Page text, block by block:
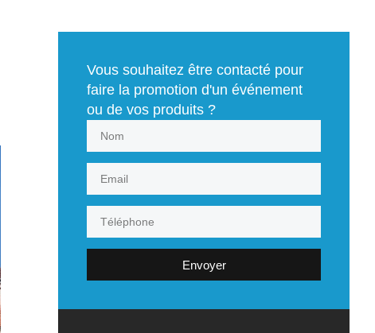
Vous souhaitez être contacté pour
faire la promotion d'un événement
ou de vos produits ?
Envoyer